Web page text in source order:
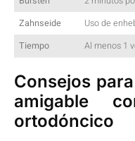
Zahnseide
Uso de
Tiempo
Al‍ menos 1⁣
Consejos
⁣amigable
ortodóncico